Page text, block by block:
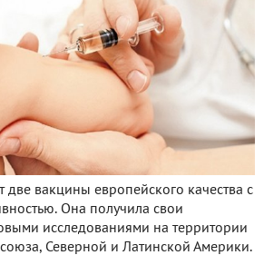
две вакцины европейского качества с
Она получила свои
исследованиями на территории
Северной и Латинской Америки.